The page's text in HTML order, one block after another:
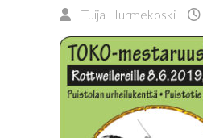
Tuija Hurmekoski